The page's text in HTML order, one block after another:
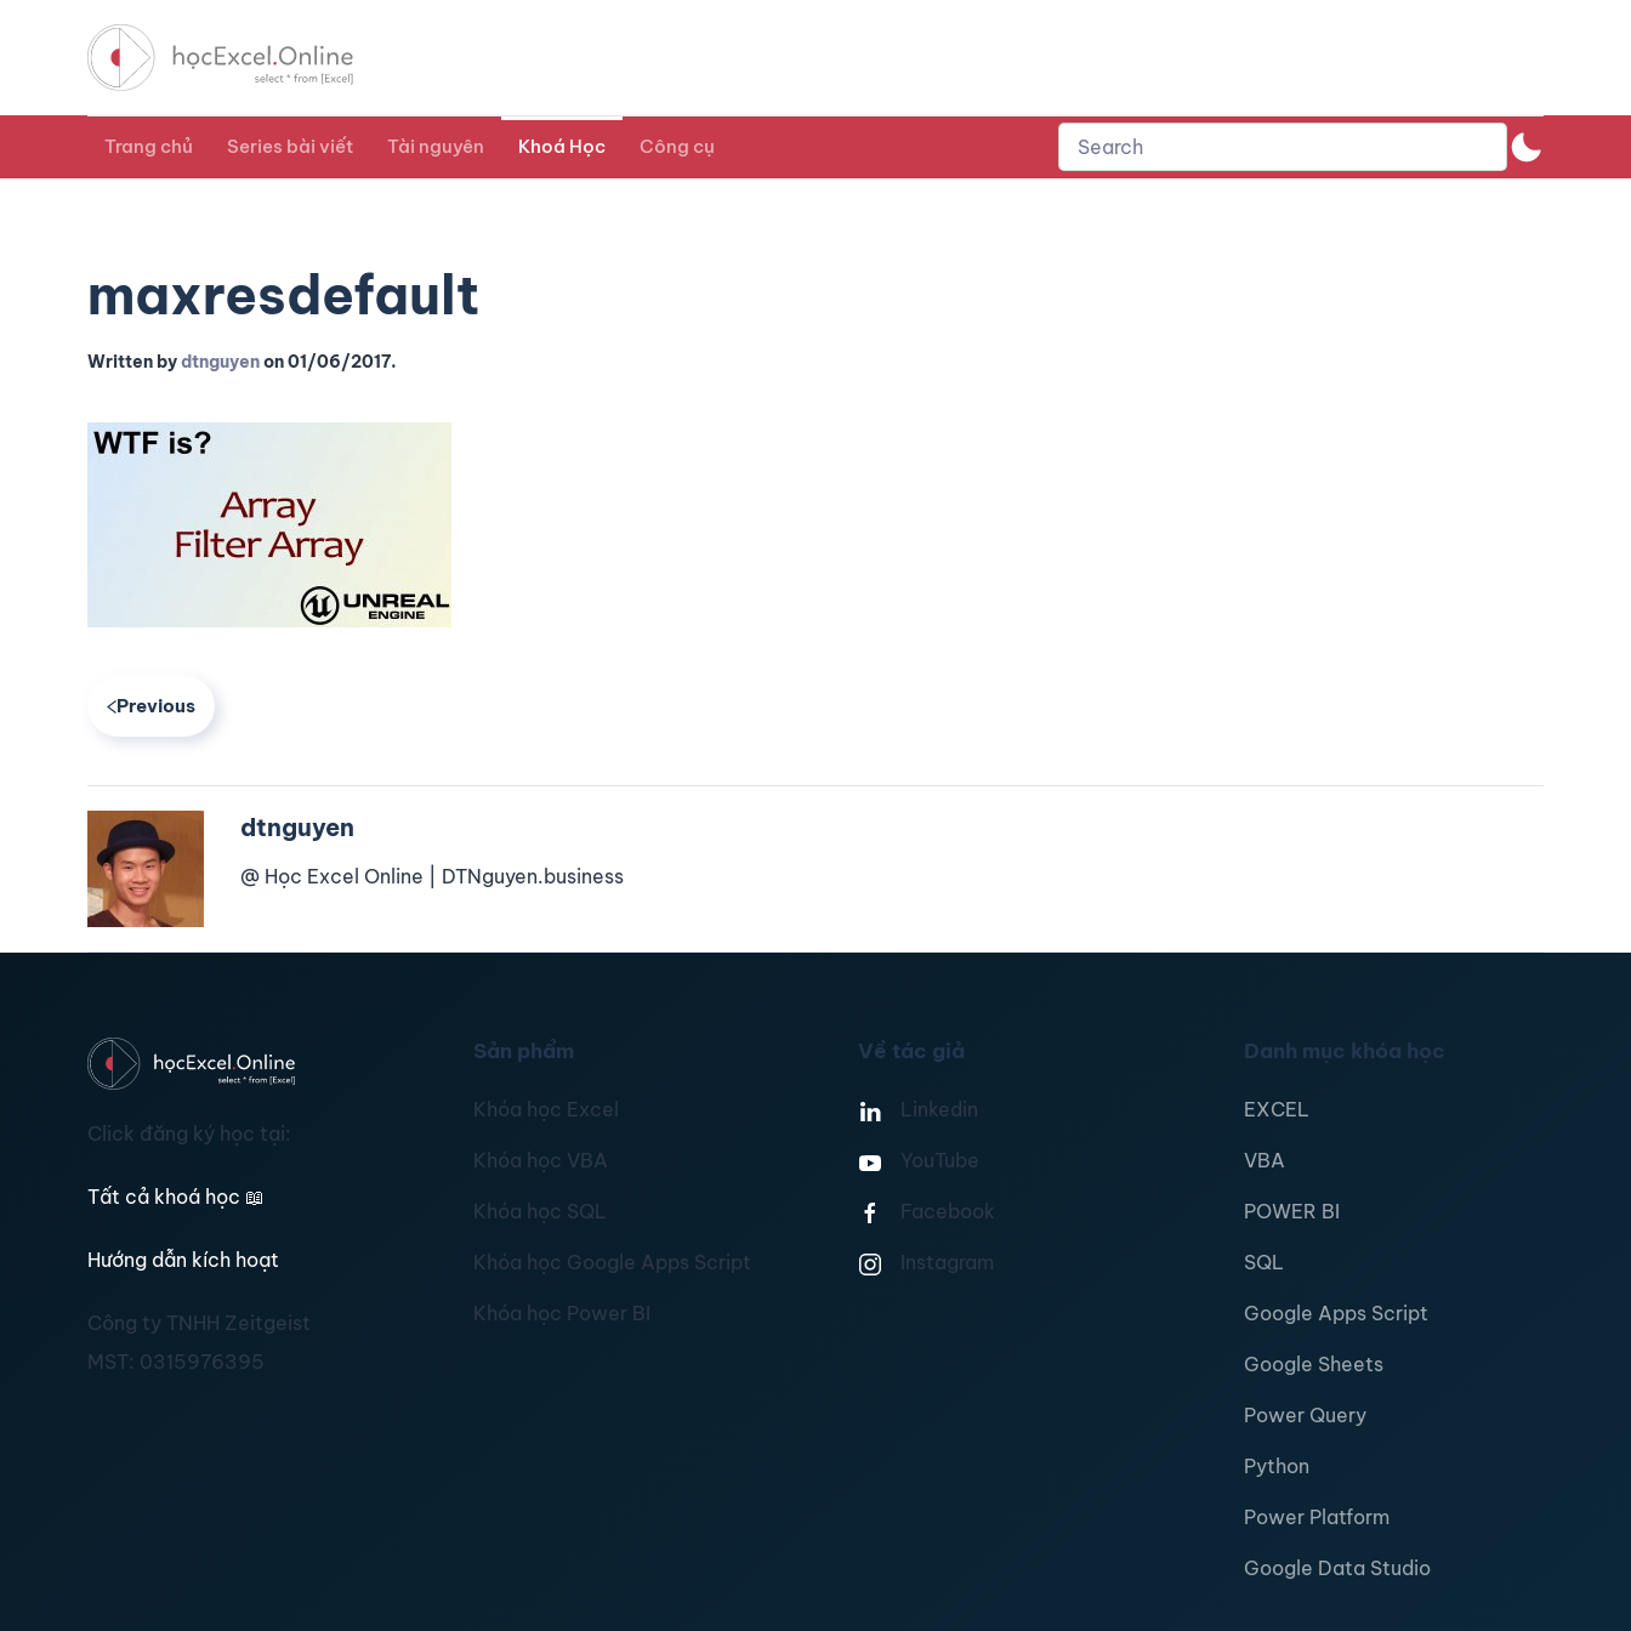
Trang chủ Series bài viết Tài nguyên Khoá Học Công cụ
maxresdefault
Written bydtnguyenon01/06/2017.
Previous
dtnguyen
@ Học Excel Online | DTNguyen.business
Click đăng ký học tại:
Tất cả khoá học 📖
Hướng dẫn kích hoạt
Công ty TNHH Zeitgeist
MST: 0315976395
Sản phẩm
Khóa học Excel
Khóa học VBA
Khóa học SQL
Khóa học Google Apps Script
Khóa học Power BI
Về tác giả
Linkedin
YouTube
Facebook
Instagram
Danh mục khóa học
EXCEL
VBA
POWER BI
SQL
Google Apps Script
Google Sheets
Power Query
Python
Power Platform
Google Data Studio